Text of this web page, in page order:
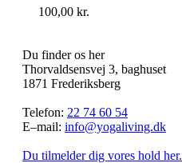
100,00 kr.
Du finder os her
Thorvaldsensvej 3, baghuset
1871 Frederiksberg
Telefon: 22 74 60 54
E–mail: info@yogaliving.dk
Du tilmelder dig vores hold her.